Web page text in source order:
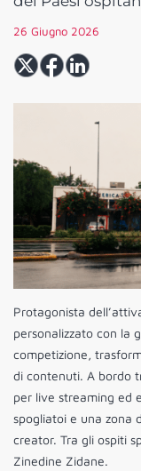
26 Giugno 2026
Protagonista
personalizzato con la
competizione,
di contenuti. A bordo
per live streaming ed
spogliatoi e una zona
creator. Tra gli ospiti
Zinedine Zidane.